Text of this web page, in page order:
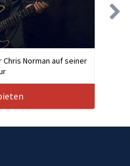
Norman auf seiner